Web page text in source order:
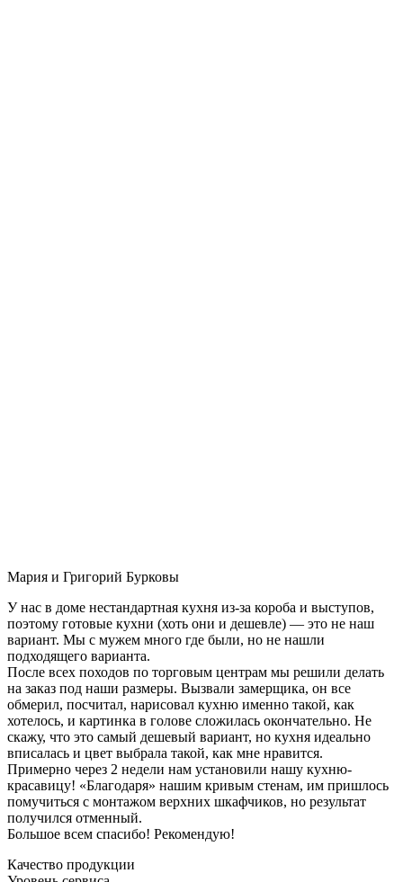
Мария и Григорий Бурковы
У нас в доме нестандартная кухня из-за короба и выступов,
поэтому готовые кухни (хоть они и дешевле) — это не наш
вариант. Мы с мужем много где были, но не нашли
подходящего варианта.
После всех походов по торговым центрам мы решили делать
на заказ под наши размеры. Вызвали замерщика, он все
обмерил, посчитал, нарисовал кухню именно такой, как
хотелось, и картинка в голове сложилась окончательно. Не
скажу, что это самый дешевый вариант, но кухня идеально
вписалась и цвет выбрала такой, как мне нравится.
Примерно через 2 недели нам установили нашу кухню-
красавицу! «Благодаря» нашим кривым стенам, им пришлось
помучиться с монтажом верхних шкафчиков, но результат
получился отменный.
Большое всем спасибо! Рекомендую!
Качество продукции